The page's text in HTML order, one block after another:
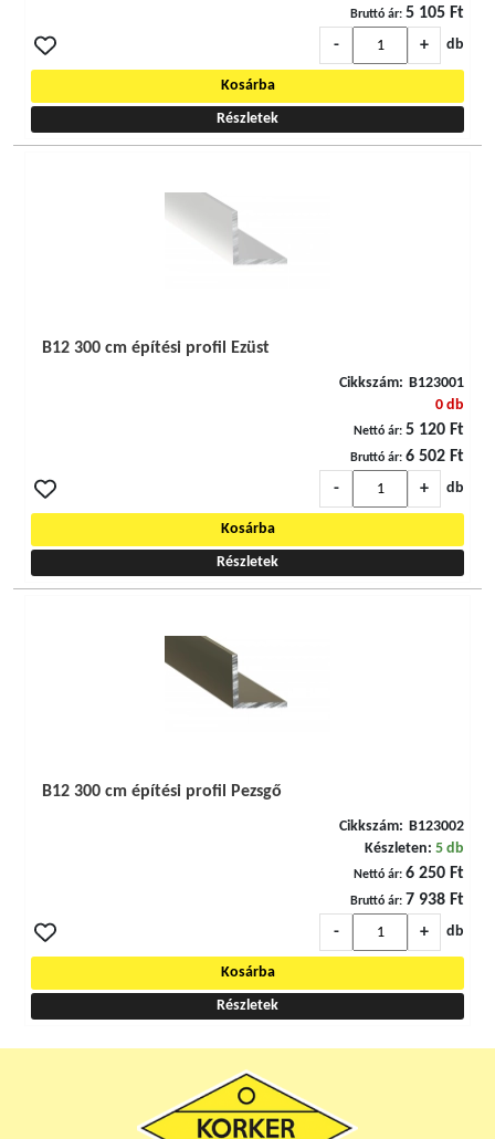
Bruttó ár: 5 105 Ft
-
+ db
Kosárba
Részletek
B12 300 cm építési profil Ezüst
Cikkszám:
B123001
0 db
Nettó ár: 5 120 Ft
Bruttó ár: 6 502 Ft
-
+ db
Kosárba
Részletek
B12 300 cm építési profil Pezsgő
Cikkszám:
B123002
Készleten: 5 db
Nettó ár: 6 250 Ft
Bruttó ár: 7 938 Ft
-
+ db
Kosárba
Részletek